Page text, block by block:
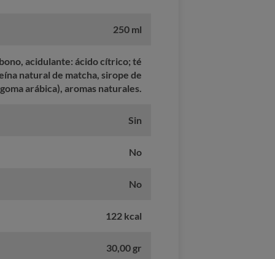
250 ml
acidulante: ácido cítrico; té
natural de matcha, sirope de
arábica), aromas naturales.
Sin
No
No
122 kcal
30,00 gr